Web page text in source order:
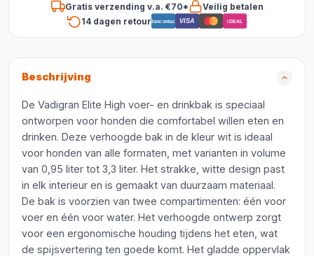
Gratis verzending v.a. €70*
Veilig betalen
14 dagen retourBancontact VISA iDEAL
Beschrijving
De Vadigran Elite High voer- en drinkbak is speciaal
ontworpen voor honden die comfortabel willen eten en
drinken. Deze verhoogde bak in de kleur wit is ideaal
voor honden van alle formaten, met varianten in volume
van 0,95 liter tot 3,3 liter. Het strakke, witte design past
in elk interieur en is gemaakt van duurzaam materiaal.
De bak is voorzien van twee compartimenten: één voor
voer en één voor water. Het verhoogde ontwerp zorgt
voor een ergonomische houding tijdens het eten, wat
de spijsvertering ten goede komt. Het gladde oppervlak